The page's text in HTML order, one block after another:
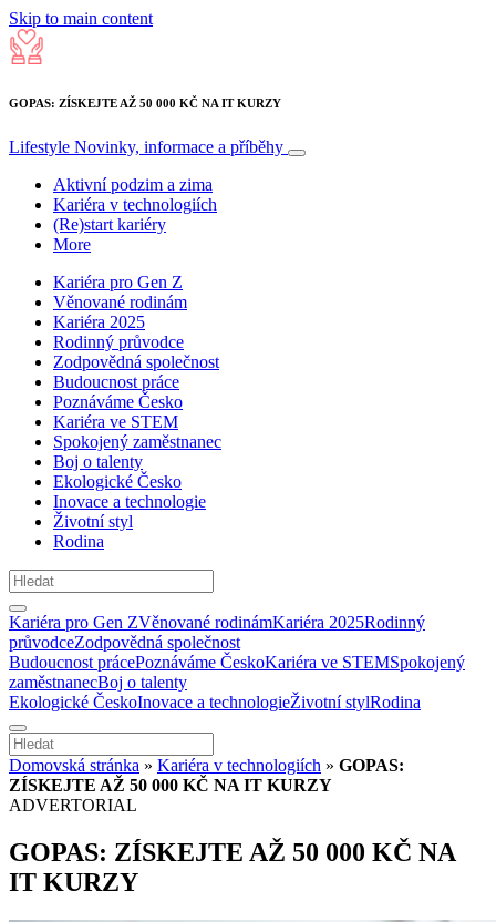
Skip to main content
GOPAS: ZÍSKEJTE AŽ 50 000 KČ NA IT KURZY
Lifestyle Novinky, informace a příběhy
Aktivní podzim a zima
Kariéra v technologiích
(Re)start kariéry
More
Kariéra pro Gen Z
Věnované rodinám
Kariéra 2025
Rodinný průvodce
Zodpovědná společnost
Budoucnost práce
Poznáváme Česko
Kariéra ve STEM
Spokojený zaměstnanec
Boj o talenty
Ekologické Česko
Inovace a technologie
Životní styl
Rodina
Kariéra pro Gen ZVěnované rodinámKariéra 2025Rodinný
průvodceZodpovědná společnost
Budoucnost prácePoznáváme ČeskoKariéra ve STEMSpokojený
zaměstnanecBoj o talenty
Ekologické ČeskoInovace a technologieŽivotní stylRodina
Domovská stránka » Kariéra v technologiích » GOPAS:
ZÍSKEJTE AŽ 50 000 KČ NA IT KURZY
ADVERTORIAL
GOPAS: ZÍSKEJTE AŽ 50 000 KČ NA
IT KURZY